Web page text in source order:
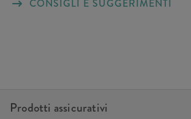
CONSIGLI E SUGGERIMENTI
Prodotti assicurativi